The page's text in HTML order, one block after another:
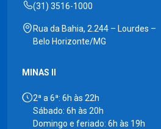
(31) 3516-1000
Rua da Bahia, 2.244 – Lourdes –
Belo Horizonte/MG
MINAS II
2ª a 6ª: 6h às 22h
Sábado: 6h às 20h
Domingo e feriado: 6h às 19h